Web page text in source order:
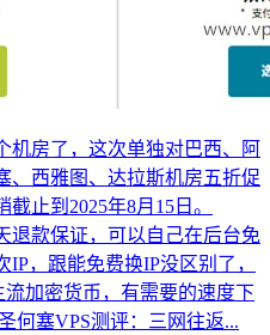
机房了，这次单独对巴西、阿
、西雅图、达拉斯机房五折促
止到2025年8月15日。
退款保证，可以自己在后台免
，跟能免费换IP没区别了，
流加密货币，有需要的速度下
何塞VPS测评：三网往返...